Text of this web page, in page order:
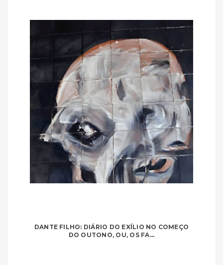
DANTE FILHO: DIÁRIO DO EXÍLIO NO COMEÇO
DO OUTONO, OU, OS FA...